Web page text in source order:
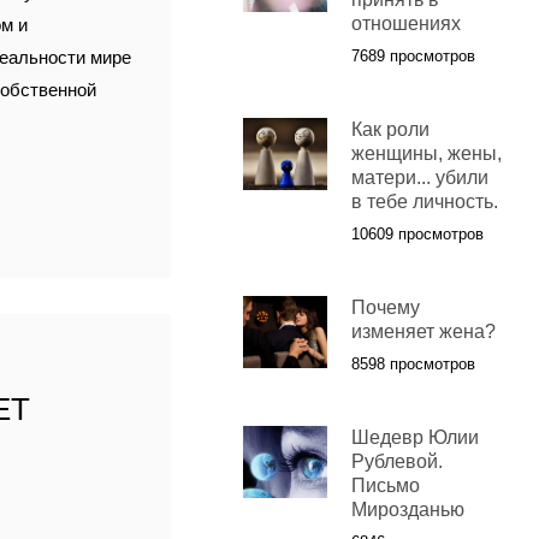
и
мире
отношениях
7689 просмотров
Как роли
женщины, жены,
матери... убили
в тебе личность.
10609 просмотров
Почему
изменяет жена?
8598 просмотров
Шедевр Юлии
Рублевой.
Письмо
Мирозданью